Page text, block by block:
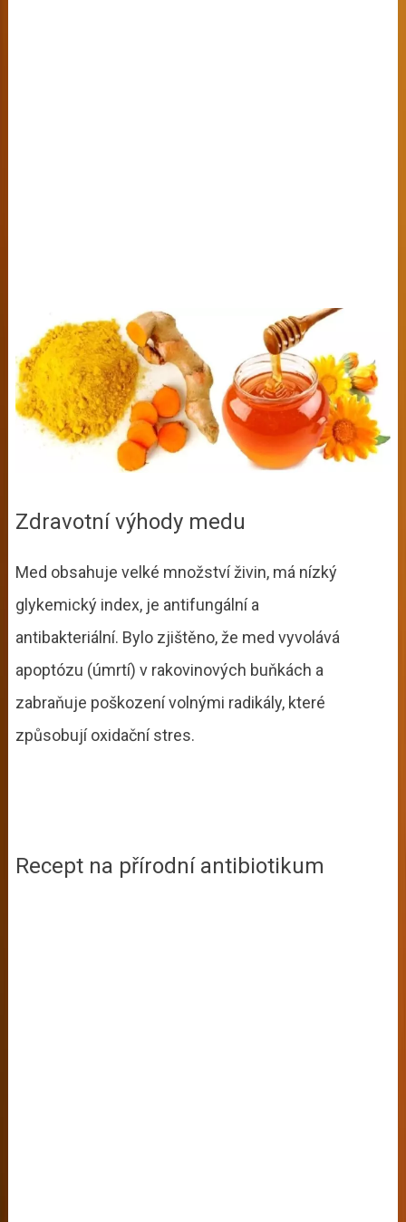
Zdravotní výhody medu
Med obsahuje velké množství živin, má nízký
glykemický index, je antifungální a
antibakteriální. Bylo zjištěno, že med vyvolává
apoptózu (úmrtí) v rakovinových buňkách a
zabraňuje poškození volnými radikály, které
způsobují oxidační stres.
Recept na přírodní antibiotikum